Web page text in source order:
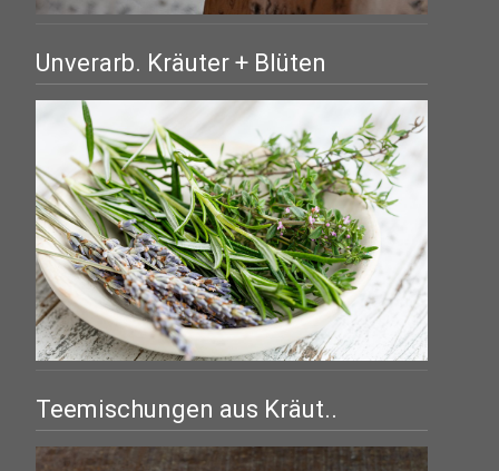
Unverarb. Kräuter + Blüten
Teemischungen aus Kräut..